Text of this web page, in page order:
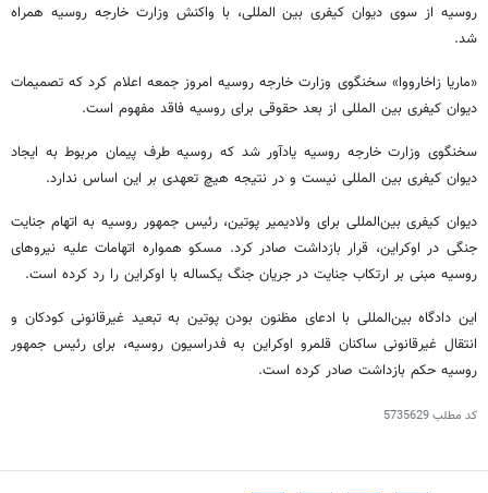
روسیه از سوی دیوان کیفری بین المللی، با واکنش وزارت خارجه روسیه همراه
شد.
«ماریا زاخارووا» سخنگوی وزارت خارجه روسیه امروز جمعه اعلام کرد که تصمیمات
دیوان کیفری بین المللی از بعد حقوقی برای روسیه فاقد مفهوم است.
سخنگوی وزارت خارجه روسیه یادآور شد که روسیه طرف پیمان مربوط به ایجاد
دیوان کیفری بین المللی نیست و در نتیجه هیچ تعهدی بر این اساس ندارد.
دیوان کیفری بین‌المللی برای ولادیمیر پوتین، رئیس جمهور روسیه به اتهام جنایت
جنگی در اوکراین، قرار بازداشت صادر کرد. مسکو همواره اتهامات علیه نیروهای
روسیه مبنی بر ارتکاب جنایت در جریان جنگ یکساله با اوکراین را رد کرده است.
این دادگاه بین‌المللی با ادعای مظنون بودن پوتین به تبعید غیرقانونی کودکان و
انتقال غیرقانونی ساکنان قلمرو اوکراین به فدراسیون روسیه، برای رئیس جمهور
روسیه حکم بازداشت صادر کرده است.
کد مطلب5735629